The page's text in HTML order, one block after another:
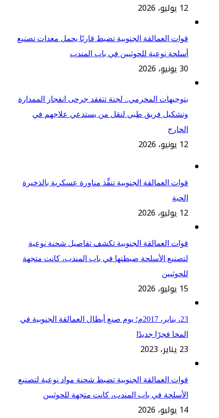
12 يوليو، 2026
‏قوات العمالقة الجنوبية تضبط قاربًا يحمل معدات تصنيع
أسلحة نوعية للحوثيين في باب المندب
30 يونيو، 2026
بتوجيهات المحرمي.. لجنة تتفقد جرحى انفجار الممدارة
وتشكيل فريق طبي لنقل من يستدعي علاجهم في
الخارج
12 يونيو، 2026
قوات العمالقة الجنوبية تنفِّذ مناورة عسكرية بالذخيرة
الحية
12 يوليو، 2026
قوات العمالقة الجنوبية تكشف تفاصيل شحنة نوعية
لتصنيع الأسلحة ضبطتها في باب المندب، كانت متجهة
للحوثيين
15 يوليو، 2026
23، يناير، 2017م؛ يوم صنع أبطال العمالقة الجنوبية في
المخا فجرًا جديدًا
23 يناير، 2023
قوات العمالقة الجنوبية تضبط شحنة مواد نوعية لتصنيع
الأسلحة في باب المندب، كانت متجهة للحوثيين
14 يوليو، 2026